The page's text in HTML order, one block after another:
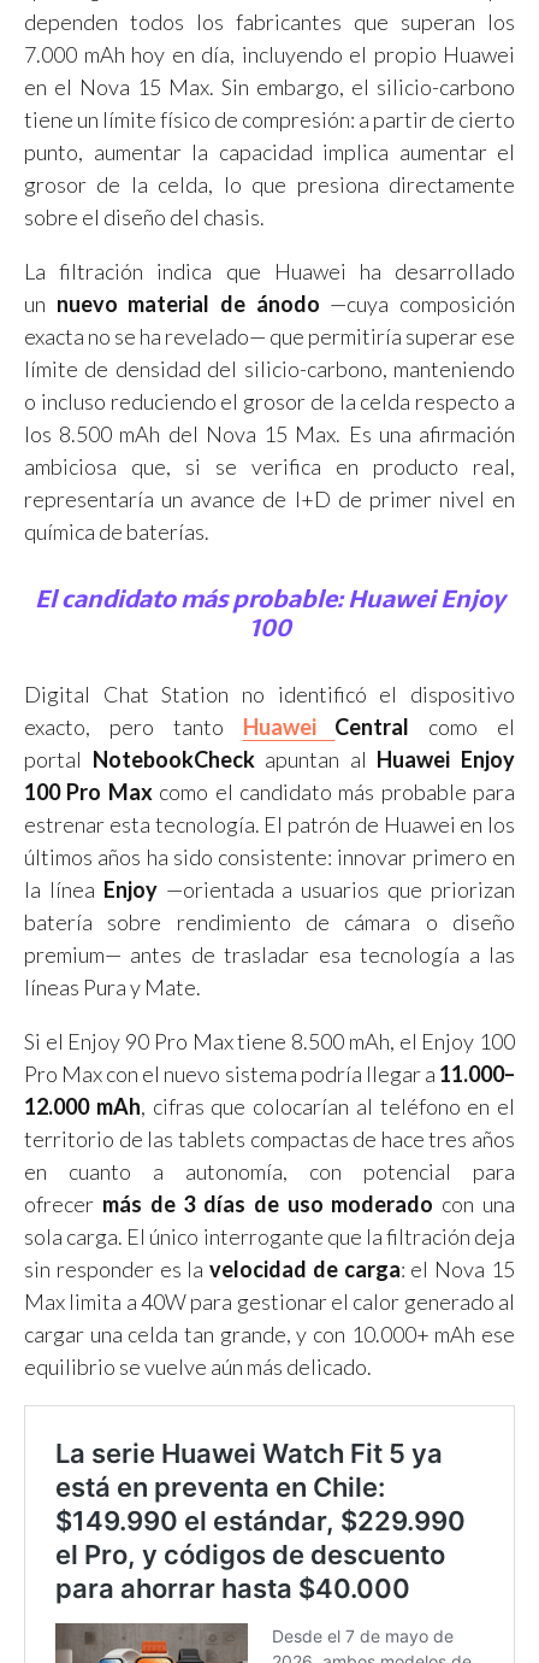
dependen todos los fabricantes que superan los
7.000 mAh hoy en día, incluyendo el propio Huawei
en el Nova 15 Max. Sin embargo, el silicio-carbono
tiene un límite físico de compresión: a partir de cierto
punto, aumentar la capacidad implica aumentar el
grosor de la celda, lo que presiona directamente
sobre el diseño del chasis.
La filtración indica que Huawei ha desarrollado
un nuevo material de ánodo —cuya composición
exacta no se ha revelado— que permitiría superar ese
límite de densidad del silicio-carbono, manteniendo
o incluso reduciendo el grosor de la celda respecto a
los 8.500 mAh del Nova 15 Max. Es una afirmación
ambiciosa que, si se verifica en producto real,
representaría un avance de I+D de primer nivel en
química de baterías.
El candidato más probable: Huawei Enjoy
100
Digital Chat Station no identificó el dispositivo
exacto, pero tanto Huawei Central como el
portal NotebookCheckapuntan al Huawei Enjoy
100 Pro Maxcomo el candidato más probable para
estrenar esta tecnología. El patrón de Huawei en los
últimos años ha sido consistente: innovar primero en
la línea Enjoy—orientada a usuarios que priorizan
batería sobre rendimiento de cámara o diseño
premium— antes de trasladar esa tecnología a las
líneas Pura y Mate.
Si el Enjoy 90 Pro Max tiene 8.500 mAh, el Enjoy 100
Pro Max con el nuevo sistema podría llegar a 11.000–
12.000 mAh, cifras que colocarían al teléfono en el
territorio de las tablets compactas de hace tres años
en cuanto a autonomía, con potencial para
ofrecer más de 3 días de uso moderado con una
sola carga. El único interrogante que la filtración deja
sin responder es lavelocidad de carga: el Nova 15
Max limita a 40W para gestionar el calor generado al
cargar una celda tan grande, y con 10.000+ mAh ese
equilibrio se vuelve aún más delicado.